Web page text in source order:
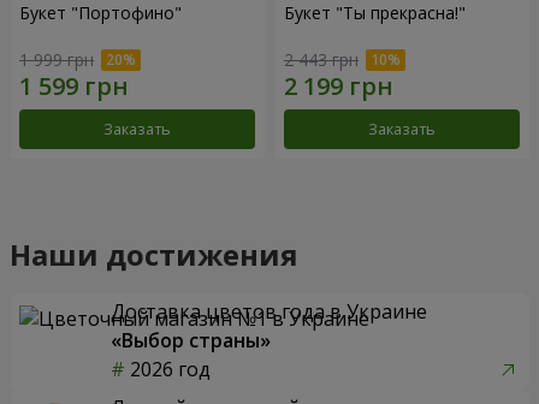
Букет "Портофино"
1 999 грн
Заказать
Букет "Ты прекрасна!"
2 443 грн
Заказать
Наши достижения
Доставка цветов года в Украине
«Выбор страны»
2026 год